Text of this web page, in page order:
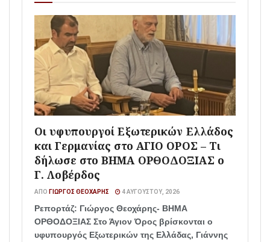
Οι υφυπουργοί Εξωτερικών Ελλάδος
και Γερμανίας στο ΑΓΙΟ ΟΡΟΣ – Τι
δήλωσε στο ΒΗΜΑ ΟΡΘΟΔΟΞΙΑΣ ο
Γ. Λοβέρδος
ΑΠΌ ΓΙΏΡΓΟΣ ΘΕΟΧΆΡΗΣ 4 ΑΥΓΟΎΣΤΟΥ, 2026
Ρεπορτάζ: Γιώργος Θεοχάρης- ΒΗΜΑ
ΟΡΘΟΔΟΞΙΑΣ Στο Άγιον Όρος βρίσκονται ο
υφυπουργός Εξωτερικών της Ελλάδας, Γιάννης